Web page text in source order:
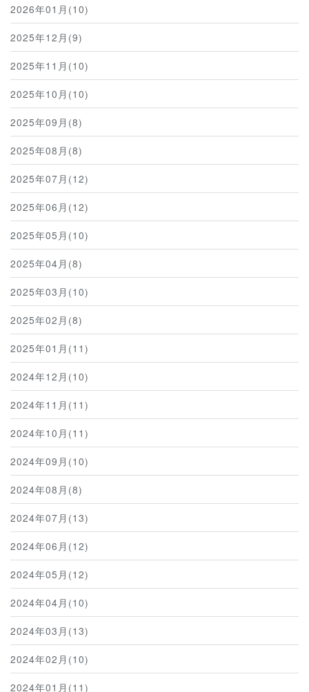
2026年01月(10)
2025年12月(9)
2025年11月(10)
2025年10月(10)
2025年09月(8)
2025年08月(8)
2025年07月(12)
2025年06月(12)
2025年05月(10)
2025年04月(8)
2025年03月(10)
2025年02月(8)
2025年01月(11)
2024年12月(10)
2024年11月(11)
2024年10月(11)
2024年09月(10)
2024年08月(8)
2024年07月(13)
2024年06月(12)
2024年05月(12)
2024年04月(10)
2024年03月(13)
2024年02月(10)
2024年01月(11)